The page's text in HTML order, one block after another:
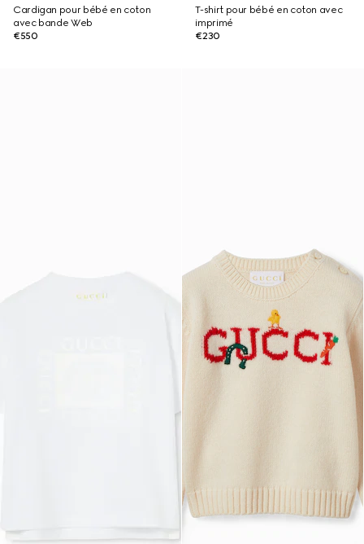
Cardigan pour bébé en coton
avec bande Web
€550
T-shirt pour bébé en coton avec
imprimé
€230